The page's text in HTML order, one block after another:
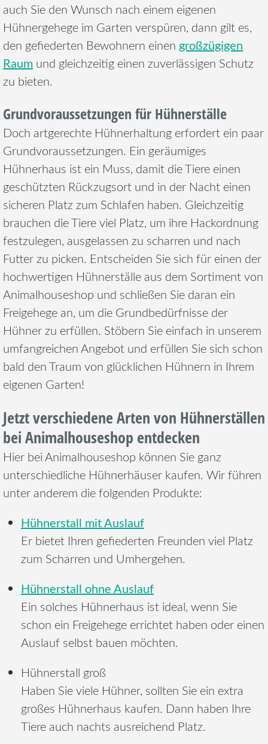
auch Sie den Wunsch nach einem eigenen
Hühnergehege im Garten verspüren, dann gilt es,
den gefiederten Bewohnern einen großzügigen
Raum und gleichzeitig einen zuverlässigen Schutz
zu bieten.
Grundvoraussetzungen für Hühnerställe
Doch artgerechte Hühnerhaltung erfordert ein paar
Grundvoraussetzungen. Ein geräumiges
Hühnerhaus ist ein Muss, damit die Tiere einen
geschützten Rückzugsort und in der Nacht einen
sicheren Platz zum Schlafen haben. Gleichzeitig
brauchen die Tiere viel Platz, um ihre Hackordnung
festzulegen, ausgelassen zu scharren und nach
Futter zu picken. Entscheiden Sie sich für einen der
hochwertigen Hühnerställe aus dem Sortiment von
Animalhouseshop und schließen Sie daran ein
Freigehege an, um die Grundbedürfnisse der
Hühner zu erfüllen. Stöbern Sie einfach in unserem
umfangreichen Angebot und erfüllen Sie sich schon
bald den Traum von glücklichen Hühnern in Ihrem
eigenen Garten!
Jetzt verschiedene Arten von Hühnerställen
bei Animalhouseshop entdecken
Hier bei Animalhouseshop können Sie ganz
unterschiedliche Hühnerhäuser kaufen. Wir führen
unter anderem die folgenden Produkte:
Hühnerstall mit Auslauf
Er bietet Ihren gefiederten Freunden viel Platz
zum Scharren und Umhergehen.
Hühnerstall ohne Auslauf
Ein solches Hühnerhaus ist ideal, wenn Sie
schon ein Freigehege errichtet haben oder einen
Auslauf selbst bauen möchten.
Hühnerstall groß
Haben Sie viele Hühner, sollten Sie ein extra
großes Hühnerhaus kaufen. Dann haben Ihre
Tiere auch nachts ausreichend Platz.